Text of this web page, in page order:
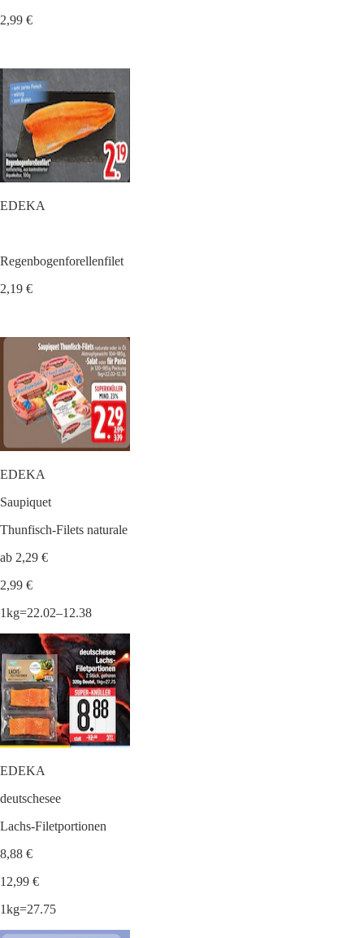
2,99 €
EDEKA
Regenbogenforellenfilet
2,19 €
EDEKA
Saupiquet
Thunfisch-Filets naturale
ab 2,29 €
2,99 €
1kg=22.02–12.38
EDEKA
deutschesee
Lachs-Filetportionen
8,88 €
12,99 €
1kg=27.75